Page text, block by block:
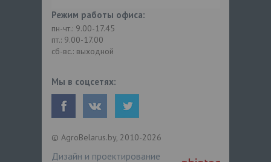
Режим работы офиса:
пн-чт.: 9.00-17.45
пт.: 9.00-17.00
сб-вс.: выходной
Мы в соцсетях:
© AgroBelarus.by, 2010-2026
Дизайн и проектирование